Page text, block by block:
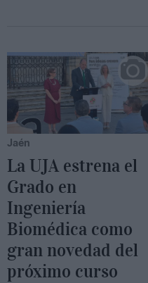
Jaén
La UJA estrena el
Grado en
Ingeniería
Biomédica como
gran novedad del
próximo curso